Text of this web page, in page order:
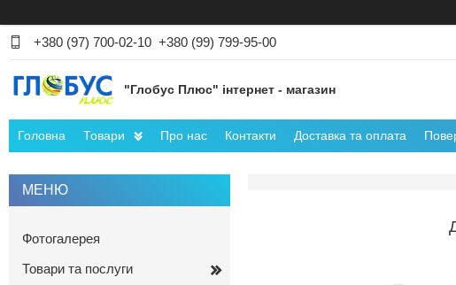
+380 (97) 700-02-10 +380 (99) 799-95-00
"Глобус Плюс" інтернет - магазин
Головна Товари Про нас Контакти Доставка та оплата
Фотогалерея
Товари та послуги